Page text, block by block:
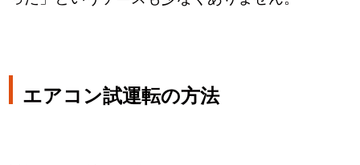
エアコン試運転の方法